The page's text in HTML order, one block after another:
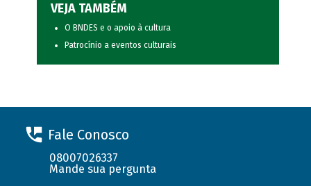
VEJA TAMBÉM
O BNDES e o apoio à cultura
Patrocínio a eventos culturais
Fale Conosco
08007026337
Mande sua pergunta